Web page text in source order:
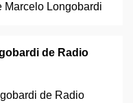
de Radio